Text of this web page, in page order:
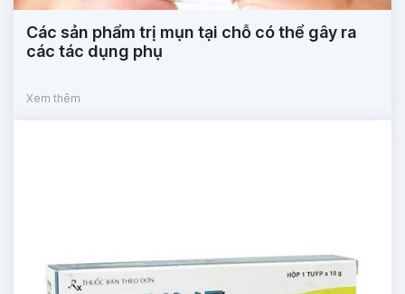
Các sản phẩm trị mụn tại chỗ có thể gây ra
các tác dụng phụ
Xem thêm